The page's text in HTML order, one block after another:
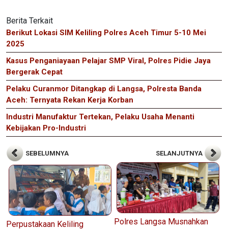
Berita Terkait
Berikut Lokasi SIM Keliling Polres Aceh Timur 5-10 Mei
2025
Kasus Penganiayaan Pelajar SMP Viral, Polres Pidie Jaya
Bergerak Cepat
Pelaku Curanmor Ditangkap di Langsa, Polresta Banda
Aceh: Ternyata Rekan Kerja Korban
Industri Manufaktur Tertekan, Pelaku Usaha Menanti
Kebijakan Pro-Industri
SEBELUMNYA
Perpustakaan Keliling
SELANJUTNYA
Polres Langsa Musnahkan